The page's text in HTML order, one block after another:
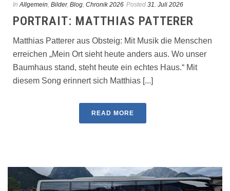
In Allgemein, Bilder, Blog, Chronik 2026 Posted 31. Juli 2026
PORTRAIT: MATTHIAS PATTERER
Matthias Patterer aus Obsteig: Mit Musik die Menschen
erreichen „Mein Ort sieht heute anders aus. Wo unser
Baumhaus stand, steht heute ein echtes Haus.“ Mit
diesem Song erinnert sich Matthias [...]
READ MORE